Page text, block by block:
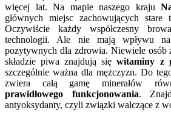
więcej lat. Na mapie naszego kraju
głównych miejsc zachowujących stare
Oczywiście każdy współczesny
technologii. Ale nie mają wpływu na
pozytywnych dla zdrowia. Niewiele osób
składzie piwa znajdują sięwitaminy z
szczególnie ważna dla mężczyzn. Do
zwiera całą gamę minerałów
prawidłowego funkcjonowania.
antyoksydanty, czyli związki walczące z